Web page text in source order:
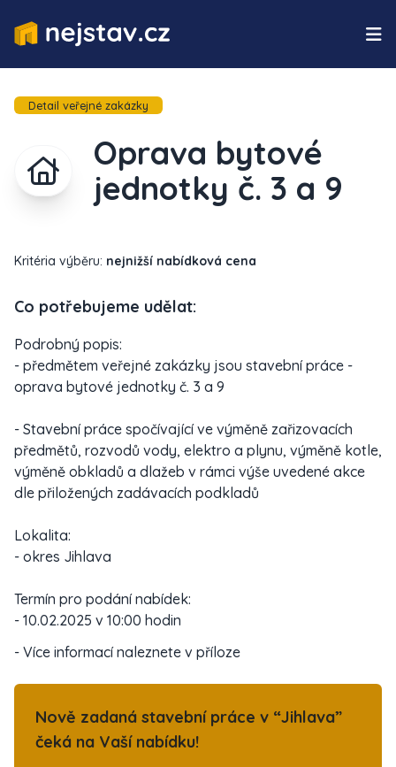
Detail veřejné zakázky
Oprava bytové
jednotky č. 3 a 9
Kritéria výběru: nejnižší nabídková cena
Co potřebujeme udělat:
Podrobný popis:
- předmětem veřejné zakázky jsou stavební práce -
oprava bytové jednotky č. 3 a 9
- Stavební práce spočívající ve výměně zařizovacích
předmětů, rozvodů vody, elektro a plynu, výměně kotle,
výměně obkladů a dlažeb v rámci výše uvedené akce
dle přiložených zadávacích podkladů
Lokalita:
- okres Jihlava
Termín pro podání nabídek:
- 10.02.2025 v 10:00 hodin
- Více informací naleznete v příloze
Nově zadaná stavební práce v “Jihlava”
čeká na Vaší nabídku!